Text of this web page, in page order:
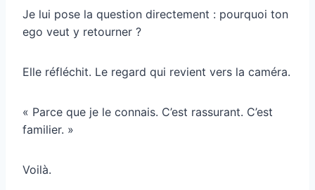
Je lui pose la question directement : pourquoi ton
ego veut y retourner ?
Elle réfléchit. Le regard qui revient vers la caméra.
« Parce que je le connais. C’est rassurant. C’est
familier. »
Voilà.